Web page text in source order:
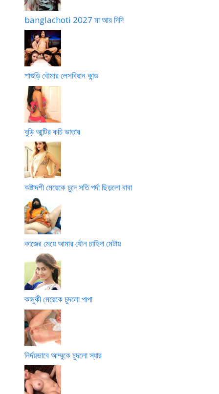
banglachoti 2027 মা আর দিদি
শাশুড়ি বৌমার লেসবিয়ান কান্ড
বুড়ি আন্টির কচি ভাতার
অষ্টাদশী মেয়েকে চুদে সতি পর্দা ছিড়লো বাবা
কাজের মেয়ে আমার যৌন চাহিদা মেটায়
কামুকী মেয়েকে চুদলো পাপা
নির্দয়ভাবে আম্মুকে চুদলো স্যার